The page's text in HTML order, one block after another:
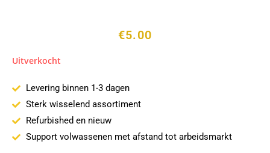
€5.00
Uitverkocht
Levering binnen 1-3 dagen
Sterk wisselend assortiment
Refurbished en nieuw
Support volwassenen met afstand tot arbeidsmarkt